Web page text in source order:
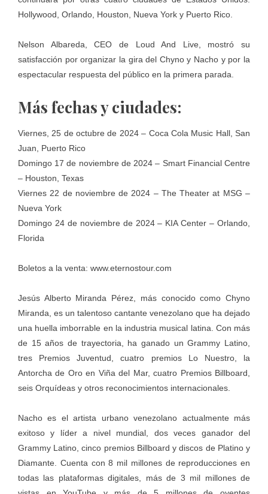
Hollywood, Orlando, Houston, Nueva York y Puerto Rico.
Nelson Albareda, CEO de Loud And Live, mostró su
satisfacción por organizar la gira del Chyno y Nacho y por la
espectacular respuesta del público en la primera parada.
Más fechas y ciudades:
Viernes, 25 de octubre de 2024 – Coca Cola Music Hall, San
Juan, Puerto Rico
Domingo 17 de noviembre de 2024 – Smart Financial Centre
– Houston, Texas
Viernes 22 de noviembre de 2024 – The Theater at MSG –
Nueva York
Domingo 24 de noviembre de 2024 – KIA Center – Orlando,
Florida
Boletos a la venta: www.eternostour.com
Jesús Alberto Miranda Pérez, más conocido como Chyno
Miranda, es un talentoso cantante venezolano que ha dejado
una huella imborrable en la industria musical latina. Con más
de 15 años de trayectoria, ha ganado un Grammy Latino,
tres Premios Juventud, cuatro premios Lo Nuestro, la
Antorcha de Oro en Viña del Mar, cuatro Premios Billboard,
seis Orquídeas y otros reconocimientos internacionales.
Nacho es el artista urbano venezolano actualmente más
exitoso y líder a nivel mundial, dos veces ganador del
Grammy Latino, cinco premios Billboard y discos de Platino y
Diamante. Cuenta con 8 mil millones de reproducciones en
todas las plataformas digitales, más de 3 mil millones de